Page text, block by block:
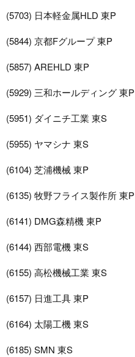
(5703) 日本軽金属HLD 東P
(5844) 京都Fグループ 東P
(5857) AREHLD 東P
(5929) 三和ホールディング 東P
(5951) ダイニチ工業 東S
(5955) ヤマシナ 東S
(6104) 芝浦機械 東P
(6135) 牧野フライス製作所 東P
(6141) DMG森精機 東P
(6144) 西部電機 東S
(6155) 高松機械工業 東S
(6157) 日進工具 東P
(6164) 太陽工機 東S
(6185) SMN 東S